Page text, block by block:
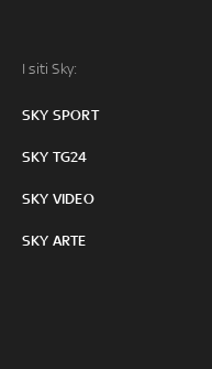
I siti Sky:
SKY SPORT
SKY TG24
SKY VIDEO
SKY ARTE